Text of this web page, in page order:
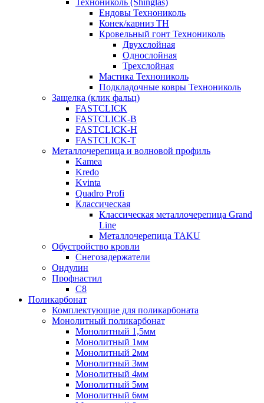
Технониколь (Shinglas)
Ендовы Технониколь
Конек/карниз ТН
Кровельный гонт Технониколь
Двухслойная
Однослойная
Трехслойная
Мастика Технониколь
Подкладочные ковры Технониколь
Защелка (клик фальц)
FASTCLICK
FASTCLICK-B
FASTCLICK-H
FASTCLICK-T
Металлочерепица и волновой профиль
Kamea
Kredo
Kvinta
Quadro Profi
Классическая
Классическая металлочерепица Grand
Line
Металлочерепица TAKU
Обустройство кровли
Снегозадержатели
Ондулин
Профнастил
С8
Поликарбонат
Комплектующие для поликарбоната
Монолитный поликарбонат
Монолитный 1,5мм
Монолитный 1мм
Монолитный 2мм
Монолитный 3мм
Монолитный 4мм
Монолитный 5мм
Монолитный 6мм